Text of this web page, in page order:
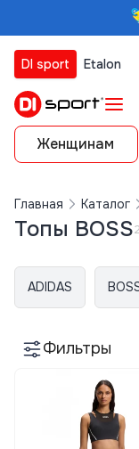
DI sport Etalon
Женщинам
Главная Каталог
Топы BOSS
ADIDAS
Фильтры